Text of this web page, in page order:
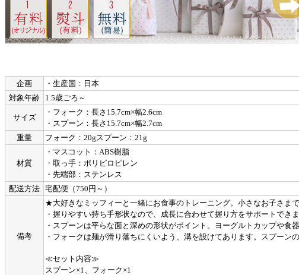
企画
・生産国：日本
対象年齢
1.5歳ごろ～
サイズ
・フォーク：長さ15.7cm×幅2.6cm
・スプーン：長さ15.7cm×幅2.7cm
重量
フォーク：20gスプーン：21g
材質
・マスコット：ABS樹脂
・取っ手：ポリピロピレン
・先端部：ステンレス
配送方法 宅配便（750円～）
備考
★大好きなミッフィーと一緒にお食事のトレーニング。小さなお子さま
・握りやすい持ち手形状なので、成長に合わせて握り方をサポートできま
・スプーンは平らな面と深めの形状がポイント。ヨーグルトカップや食
・フォークは麺が滑り落ちにくいよう、溝を設けてあります。スプーン
≪セット内容≫
スプーン×1、フォーク×1